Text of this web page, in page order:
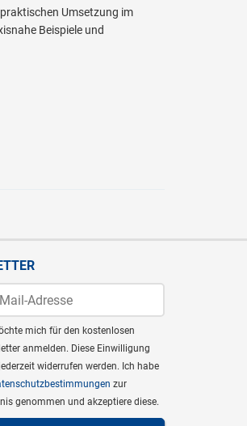
Umsetzung im
Beispiele und
mich für den kostenlosen
anmelden. Diese Einwilligung
widerrufen werden. Ich habe
zur
genommen und akzeptiere diese.